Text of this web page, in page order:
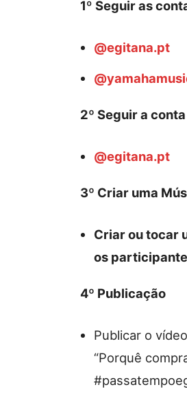
1º Seguir as
@egitana.pt
2º Seguir a
@egitana.pt
3º Criar uma
Criar ou tocar
os
4º Publicação
Publicar o
“Porquê